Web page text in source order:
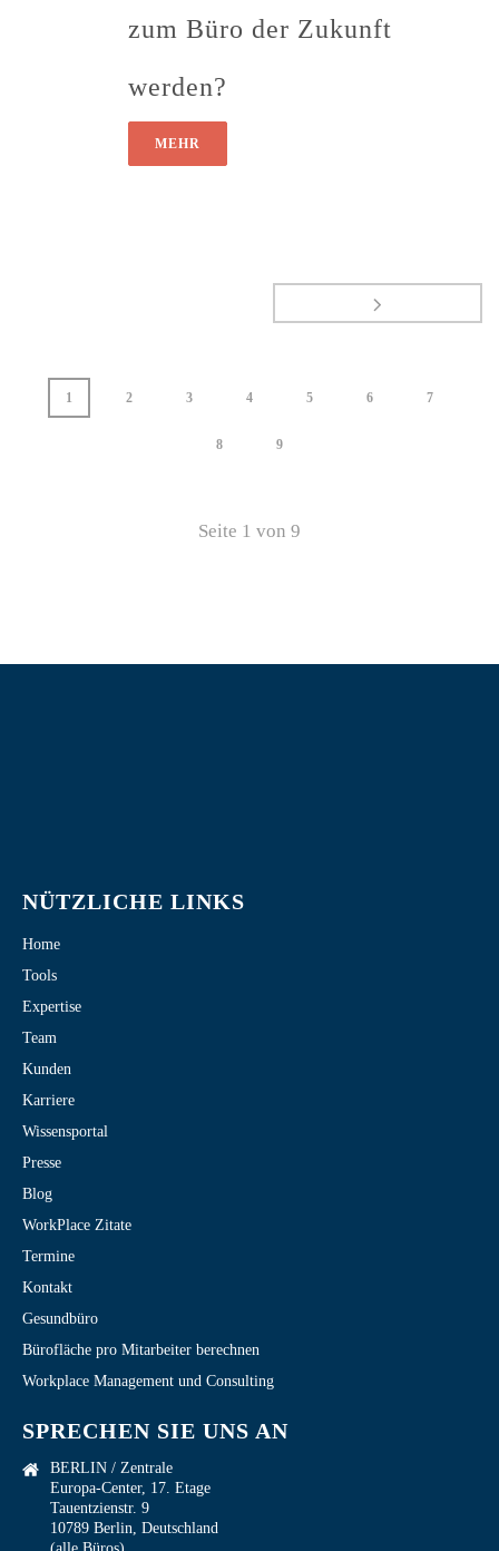
zum Büro der Zukunft
werden?
MEHR
1 2 3 4 5 6 7
8 9
Seite 1 von 9
NÜTZLICHE LINKS
Home
Tools
Expertise
Team
Kunden
Karriere
Wissensportal
Presse
Blog
WorkPlace Zitate
Termine
Kontakt
Gesundbüro
Bürofläche pro Mitarbeiter berechnen
Workplace Management und Consulting
SPRECHEN SIE UNS AN
BERLIN / Zentrale
Europa-Center, 17. Etage
Tauentzienstr. 9
10789 Berlin, Deutschland